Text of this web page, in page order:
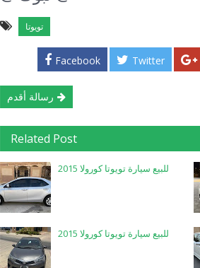
تويوتا
Facebook Twitter
رسالة أقدم
Related Post
للبيع سيارة تويوتا كورولا 2015
للبيع سيارة تويوتا كورولا 2015